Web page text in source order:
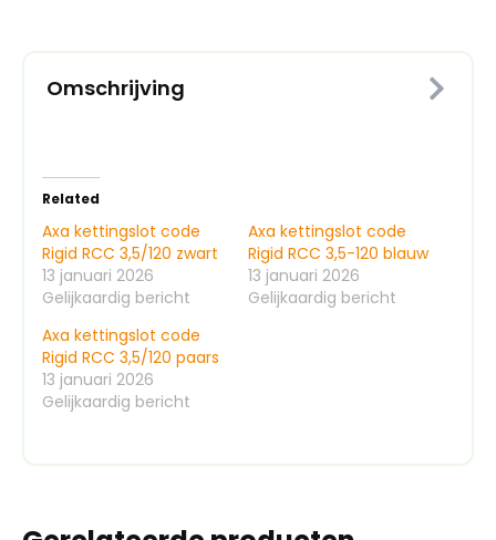
Omschrijving
Related
Axa kettingslot code
Rigid RCC 3,5/120 zwart
13 januari 2026
Gelijkaardig bericht
Axa kettingslot code
Rigid RCC 3,5-120 blauw
13 januari 2026
Gelijkaardig bericht
Axa kettingslot code
Rigid RCC 3,5/120 paars
13 januari 2026
Gelijkaardig bericht